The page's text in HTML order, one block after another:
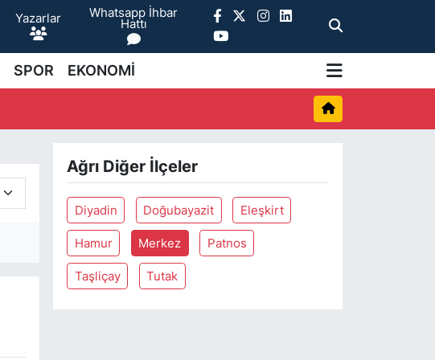
Yazarlar Whatsapp İhbar
Hattı
SPOR EKONOMİ
Ağrı Diğer İlçeler
Diyadin Doğubayazit Eleşkirt
Hamur Merkez Patnos
Taşliçay Tutak